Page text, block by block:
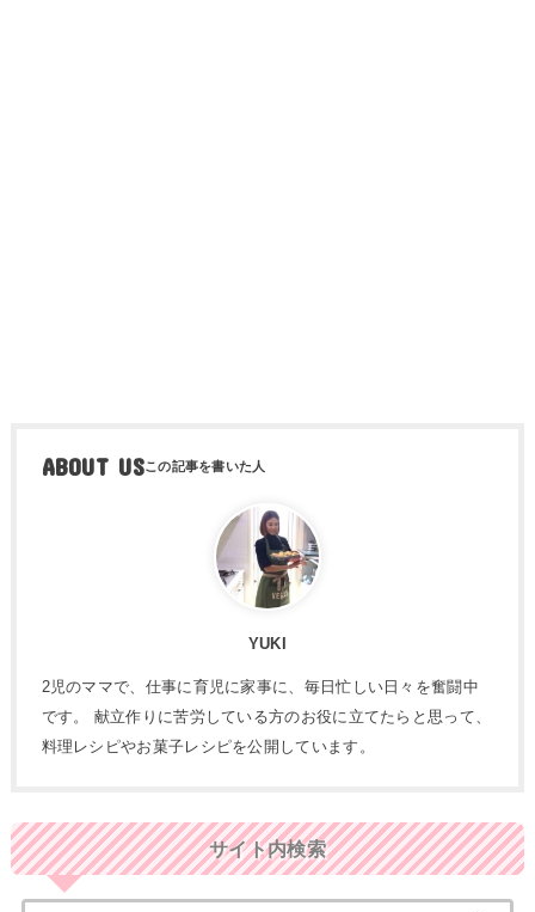
ABOUT US
YUKI
2児のママで、仕事に育児に家事に、毎日忙しい日々を奮闘中
です。 献立作りに苦労している方のお役に立てたらと思って、
料理レシピやお菓子レシピを公開しています。
サイト内検索